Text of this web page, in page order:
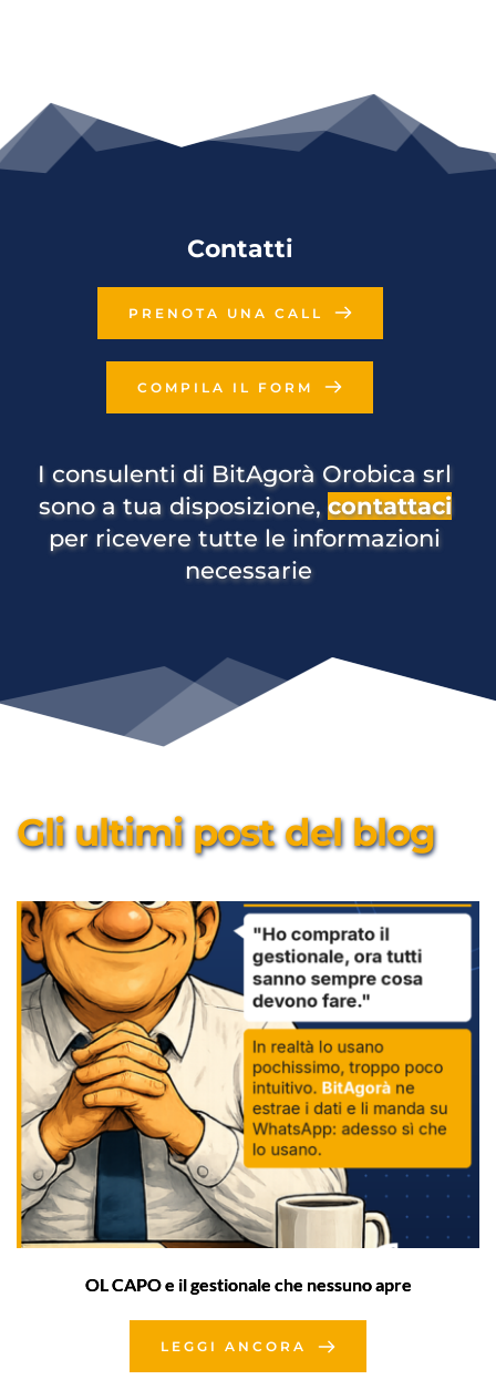
Contatti
PRENOTA UNA CALL
COMPILA IL FORM
I consulenti di BitAgorà Orobica srl
sono a tua disposizione, contattaci
per ricevere tutte le informazioni
necessarie
Gli ultimi post del blog
OL CAPO e il gestionale che nessuno apre
LEGGI ANCORA